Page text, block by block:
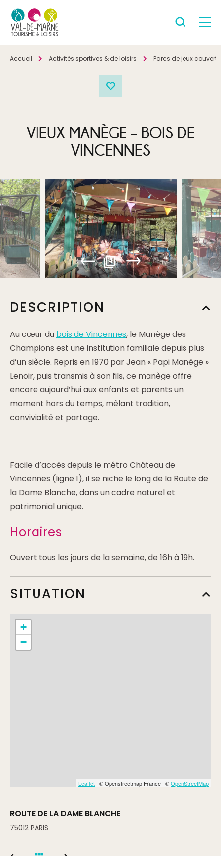
Accueil Activités sportives & de loisirs Parcs de jeux couverts
VIEUX MANÈGE – BOIS DE
VINCENNES
4
DESCRIPTION
Au cœur du bois de Vincennes, le Manège des
Champions est une institution familiale depuis plus
d’un siècle. Repris en 1970 par Jean « Papi Manège »
Lenoir, puis transmis à son fils, ce manège offre
encore aujourd’hui aux enfants et parents un
moment hors du temps, mêlant tradition,
convivialité et partage.
Facile d’accès depuis le métro Château de
Vincennes (ligne 1), il se niche le long de la Route de
la Dame Blanche, dans un cadre naturel et
patrimonial unique.
Horaires
Ouvert tous les jours de la semaine, de 16h à 19h.
SITUATION
+
−
Leaflet | © Openstreetmap France | ©OpenStreetMap
ROUTE DE LA DAME BLANCHE
75012 PARIS